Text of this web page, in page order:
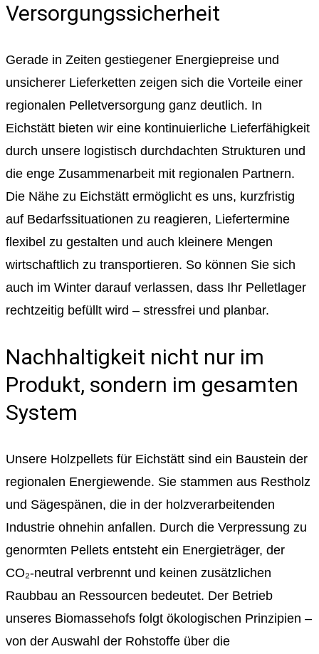
Versorgungssicherheit
Gerade in Zeiten gestiegener Energiepreise und
unsicherer Lieferketten zeigen sich die Vorteile einer
regionalen Pelletversorgung ganz deutlich. In
Eichstätt bieten wir eine kontinuierliche Lieferfähigkeit
durch unsere logistisch durchdachten Strukturen und
die enge Zusammenarbeit mit regionalen Partnern.
Die Nähe zu Eichstätt ermöglicht es uns, kurzfristig
auf Bedarfssituationen zu reagieren, Liefertermine
flexibel zu gestalten und auch kleinere Mengen
wirtschaftlich zu transportieren. So können Sie sich
auch im Winter darauf verlassen, dass Ihr Pelletlager
rechtzeitig befüllt wird – stressfrei und planbar.
Nachhaltigkeit nicht nur im
Produkt, sondern im gesamten
System
Unsere Holzpellets für Eichstätt sind ein Baustein der
regionalen Energiewende. Sie stammen aus Restholz
und Sägespänen, die in der holzverarbeitenden
Industrie ohnehin anfallen. Durch die Verpressung zu
genormten Pellets entsteht ein Energieträger, der
CO₂-neutral verbrennt und keinen zusätzlichen
Raubbau an Ressourcen bedeutet. Der Betrieb
unseres Biomassehofs folgt ökologischen Prinzipien –
von der Auswahl der Rohstoffe über die